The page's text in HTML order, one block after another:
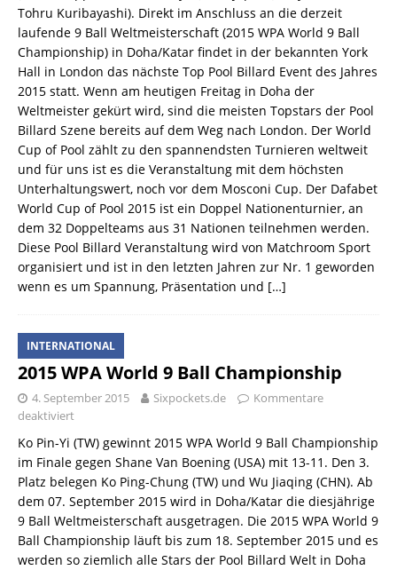
Tohru Kuribayashi). Direkt im Anschluss an die derzeit
laufende 9 Ball Weltmeisterschaft (2015 WPA World 9 Ball
Championship) in Doha/Katar findet in der bekannten York
Hall in London das nächste Top Pool Billard Event des Jahres
2015 statt. Wenn am heutigen Freitag in Doha der
Weltmeister gekürt wird, sind die meisten Topstars der Pool
Billard Szene bereits auf dem Weg nach London. Der World
Cup of Pool zählt zu den spannendsten Turnieren weltweit
und für uns ist es die Veranstaltung mit dem höchsten
Unterhaltungswert, noch vor dem Mosconi Cup. Der Dafabet
World Cup of Pool 2015 ist ein Doppel Nationenturnier, an
dem 32 Doppelteams aus 31 Nationen teilnehmen werden.
Diese Pool Billard Veranstaltung wird von Matchroom Sport
organisiert und ist in den letzten Jahren zur Nr. 1 geworden
wenn es um Spannung, Präsentation und […]
INTERNATIONAL
2015 WPA World 9 Ball Championship
4. September 2015 Sixpockets.de
Kommentare
deaktiviert
Ko Pin-Yi (TW) gewinnt 2015 WPA World 9 Ball Championship
im Finale gegen Shane Van Boening (USA) mit 13-11. Den 3.
Platz belegen Ko Ping-Chung (TW) und Wu Jiaqing (CHN). Ab
dem 07. September 2015 wird in Doha/Katar die diesjährige
9 Ball Weltmeisterschaft ausgetragen. Die 2015 WPA World 9
Ball Championship läuft bis zum 18. September 2015 und es
werden so ziemlich alle Stars der Pool Billard Welt in Doha